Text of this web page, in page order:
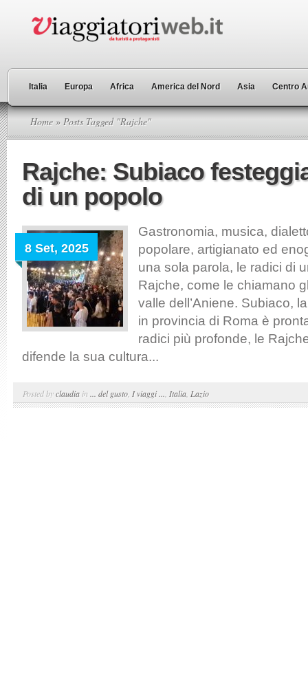
Italia Europa Africa America del Nord Asia Centro
Home » Posts Tagged "Rajche"
Rajche: Subiaco
di un popolo
8 Set, 2025
Gastronomia, musica,
popolare, artigianato ed
una sola parola, le radici di
Rajche, come le chiamano
valle dell’Aniene. Subiaco,
in provincia di Roma è
radici più profonde, le
difende la sua cultura...
Posted byclaudia in ... del gusto I viaggi ... Italia Lazio